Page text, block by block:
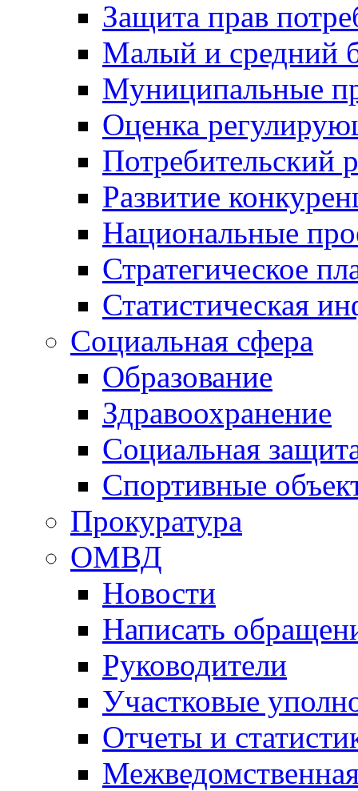
Защита прав
Малый и средний
Муниципальные
Оценка
Потребительский
Развитие
Национальные
Стратегическое
Статистическая
Социальная сфера
Образование
Здравоохранение
Социальная
Спортивные
Прокуратура
ОМВД
Новости
Написать
Руководители
Участковые
Отчеты и